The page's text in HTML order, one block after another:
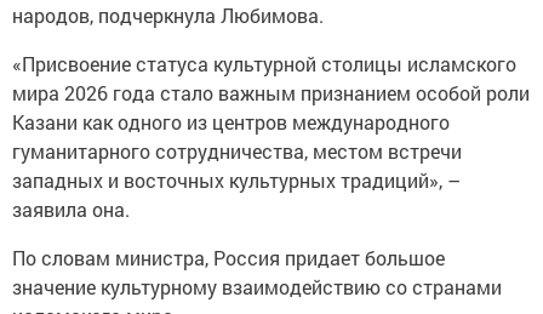
народов, подчеркнула Любимова.
«Присвоение статуса культурной столицы исламского
мира 2026 года стало важным признанием особой роли
Казани как одного из центров международного
гуманитарного сотрудничества, местом встречи
западных и восточных культурных традиций», –
заявила она.
По словам министра, Россия придает большое
значение культурному взаимодействию со странами